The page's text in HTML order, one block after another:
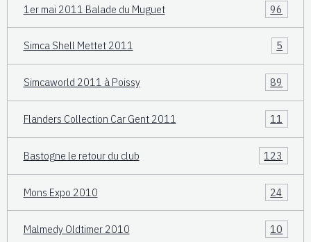
1er mai 2011 Balade du Muguet 96
Simca Shell Mettet 2011 5
Simcaworld 2011 à Poissy 89
Flanders Collection Car Gent 2011 11
Bastogne le retour du club 123
Mons Expo 2010 24
Malmedy Oldtimer 2010 10